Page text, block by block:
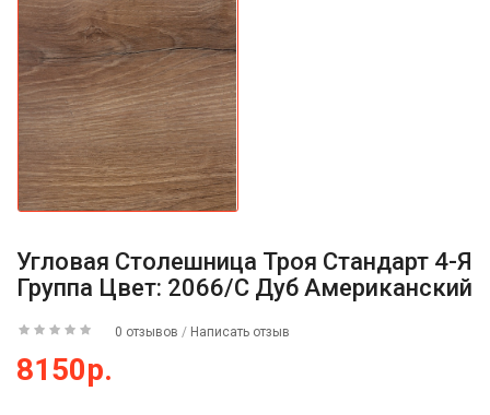
Угловая Столешница Троя Стандарт 4-Я
Группа Цвет: 2066/С Дуб Американский
0 отзывов / Написать отзыв
8150р.